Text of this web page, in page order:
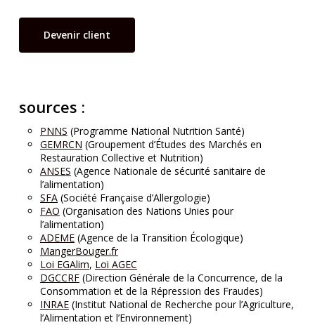
Devenir client
sources :
PNNS (Programme National Nutrition Santé)
GEMRCN (Groupement d’Études des Marchés en
Restauration Collective et Nutrition)
ANSES (Agence Nationale de sécurité sanitaire de
l’alimentation)
SFA(Société Française d’Allergologie)
FAO (Organisation des Nations Unies pour
l’alimentation)
ADEME(Agence de la Transition Écologique)
MangerBouger.fr
Loi EGAlim, Loi AGEC
DGCCRF(Direction Générale de la Concurrence, de la
Consommation et de la Répression des Fraudes)
INRAE(Institut National de Recherche pour l’Agriculture,
l’Alimentation et l’Environnement)